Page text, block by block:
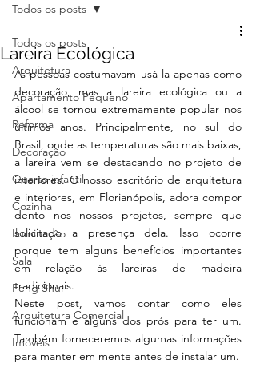
Todos os posts
Arquitetura
Apartamento Pequeno
Reforma
Decoração
Quarto infantil
Cozinha
Iluminação
Sala
Feng Shui
Arquitetura Comercial
Imóveis
Todos os posts
Lareira Ecológica
As pessoas costumavam usá-la apenas como
decoração, mas a lareira ecológica ou a
álcool se tornou extremamente popular nos
últimos anos. Principalmente, no sul do
Brasil, onde as temperaturas são mais baixas,
a lareira vem se destacando no projeto de
interiores. O nosso escritório de arquitetura
e interiores, em Florianópolis, adora compor
dento nos nossos projetos, sempre que
solicitado a presença dela. Isso ocorre
porque tem alguns benefícios importantes
em relação às lareiras de madeira
tradicionais.
Neste post, vamos contar como eles
funcionam e alguns dos prós para ter um.
Também forneceremos algumas informações